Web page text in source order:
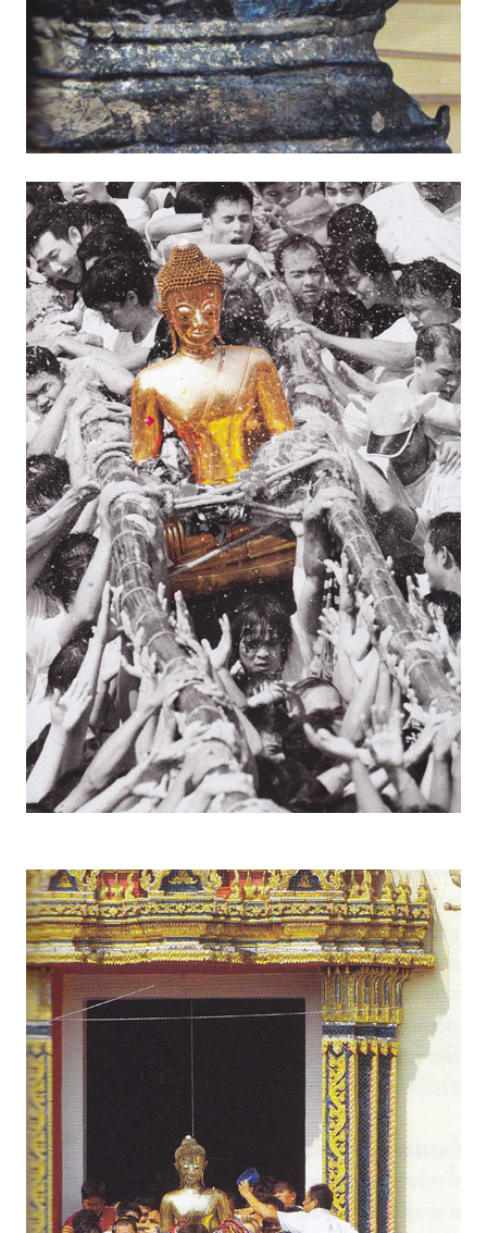
ดูด
วง
ผู้
หญิง
ผู้ชาย
สุขภาพ
ท่อง
เที่ยว
สูตร
อาหาร
ง่ายๆ
ช้อป
ปิ้ง
รถยนต์
บ้าน
และ
การ
ตกแต่ง
มือ
ถือ
ราคา
ทอง
ราคา
น้ำมัน
ไร
ตี้
แต่งงาน
แม่
และ
เด็ก
สัตว์
เลี้ยง
Infographic
บริการ